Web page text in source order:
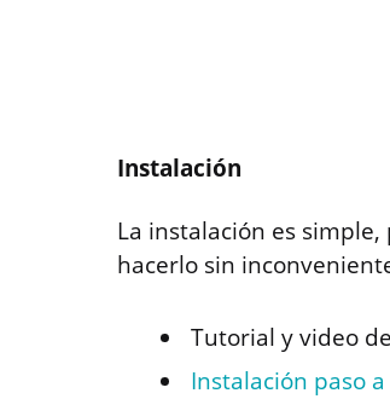
Instalación
La instalación es
hacerlo sin
Tutorial y video
Instalación paso